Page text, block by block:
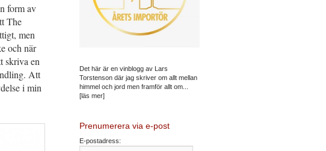
form av
The
men
och när
skriva en
Att
i min
Det här är en vinblogg av Lars
Torstenson där jag skriver om allt mellan
himmel och jord men framför allt om...
[läs mer]
Prenumerera via e-post
E-postadress: